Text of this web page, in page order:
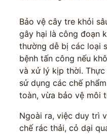
Bảo vệ cây tre khỏi
gây hại là công đoạn
thường dễ bị các loại
bệnh tấn công nếu
và xử lý kịp thời.
sử dụng các chế
toàn, vừa bảo vệ môi
Ngoài ra, việc duy trì
chế rác thải, cỏ dại